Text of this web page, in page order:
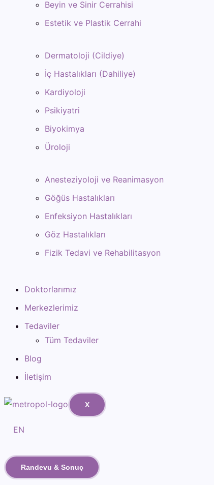
Beyin ve Sinir Cerrahisi
Estetik ve Plastik Cerrahi
Dermatoloji (Cildiye)
İç Hastalıkları (Dahiliye)
Kardiyoloji
Psikiyatri
Biyokimya
Üroloji
Anesteziyoloji ve Reanimasyon
Göğüs Hastalıkları
Enfeksiyon Hastalıkları
Göz Hastalıkları
Fizik Tedavi ve Rehabilitasyon
Doktorlarımız
Merkezlerimiz
Tedaviler
Tüm Tedaviler
Blog
İletişim
X
EN
Randevu & Sonuç